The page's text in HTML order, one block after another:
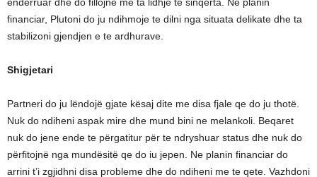
financiar, Plutoni do ju ndihmoje te dilni nga situata delikate dhe ta
stabilizoni gjendjen e te ardhurave.
Shigjetari
Partneri do ju lëndojë gjate kësaj dite me disa fjale qe do ju thotë.
Nuk do ndiheni aspak mire dhe mund bini ne melankoli. Beqaret
nuk do jene ende te përgatitur për te ndryshuar status dhe nuk do
përfitojnë nga mundësitë qe do iu jepen. Ne planin financiar do
arrini t’i zgjidhni disa probleme dhe do ndiheni me te qete. Vazhdoni